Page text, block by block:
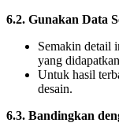
6.2. Gunakan Data
Semakin detail
yang
Untuk hasil
desain.
6.3. Bandingkan